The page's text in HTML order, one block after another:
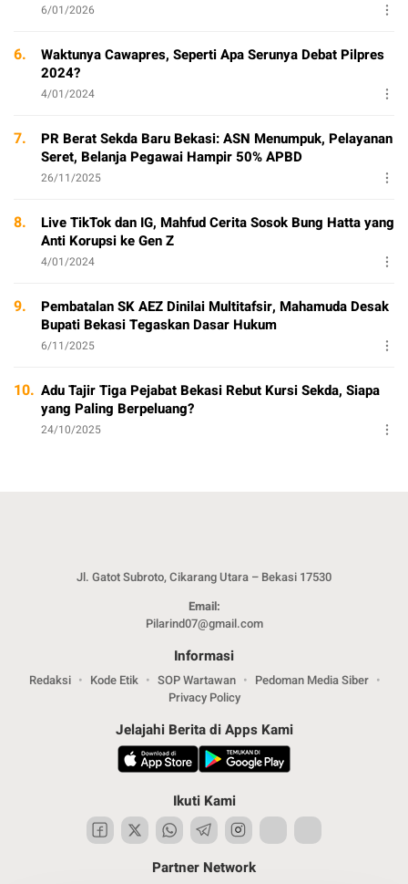
6/01/2026
6.
Waktunya Cawapres, Seperti Apa Serunya Debat Pilpres
2024?
4/01/2024
7.
PR Berat Sekda Baru Bekasi: ASN Menumpuk, Pelayanan
Seret, Belanja Pegawai Hampir 50% APBD
26/11/2025
8.
Live TikTok dan IG, Mahfud Cerita Sosok Bung Hatta yang
Anti Korupsi ke Gen Z
4/01/2024
9.
Pembatalan SK AEZ Dinilai Multitafsir, Mahamuda Desak
Bupati Bekasi Tegaskan Dasar Hukum
6/11/2025
10. Adu Tajir Tiga Pejabat Bekasi Rebut Kursi Sekda, Siapa
yang Paling Berpeluang?
24/10/2025
Jl. Gatot Subroto, Cikarang Utara – Bekasi 17530
Email:
Pilarind07@gmail.com
Informasi
Redaksi Kode Etik SOP Wartawan
Pedoman Media Siber
Privacy Policy
Jelajahi Berita di Apps Kami
Ikuti Kami
Partner Network